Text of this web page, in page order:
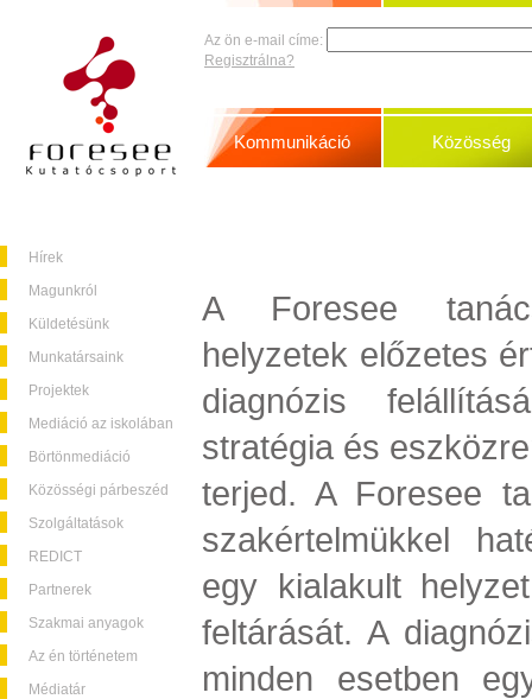
Hírek
Magunkról
Küldetésünk
Munkatársaink
Projektek
Mediáció az iskolában
Börtönmediáció
Közösségi párbeszéd
Szolgáltatások
REDICT
Partnerek
Szakmai anyagok
Az én történetem
Médiatár
Az ön e-mail címe:
Regisztrálna?
Kommunikáció Közösség
A Foresee
helyzetek előzetes
diagnózis
stratégia és
terjed. A Foresee
szakértelmükkel
egy kialakult
feltárását. A
minden esetben